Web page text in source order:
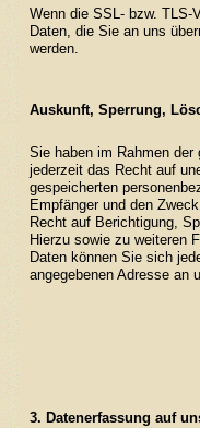
Wenn die SSL- bzw.
Daten, die Sie an uns
werden.
Auskunft, Sperrung,
Sie haben im Rahmen
jederzeit das Recht auf
gespeicherten
Empfänger und den
Recht auf Berichtigung,
Hierzu sowie zu weiteren
Daten können Sie sich
angegebenen Adresse an
3. Datenerfassung auf